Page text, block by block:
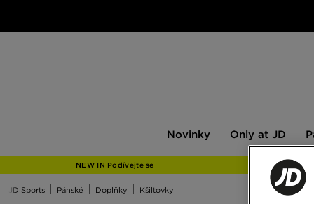
Novinky
JD
Only at JD
NEW IN Podívejte se
JD Sports Pánské Doplňky Kšiltovky